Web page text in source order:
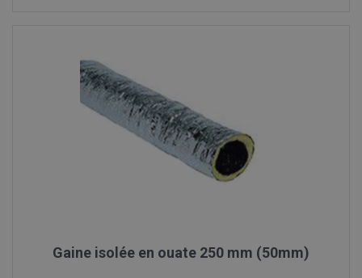
Gaine isolée en ouate 250 mm (50mm)